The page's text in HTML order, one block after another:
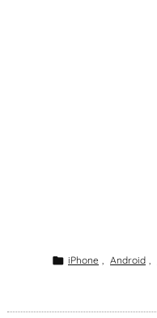
 iPhone , Android ,